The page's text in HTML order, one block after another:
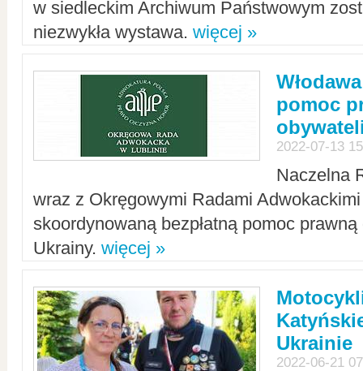
w siedleckim Archiwum Państwowym
niezwykła wystawa. więcej »
pomoc
2022-07-13
Naczelna
wraz z Okręgowymi Radami Adwokackimi
skoordynowaną bezpłatną pomoc
Ukrainy. więcej »
Ukrainie
2022-06-21